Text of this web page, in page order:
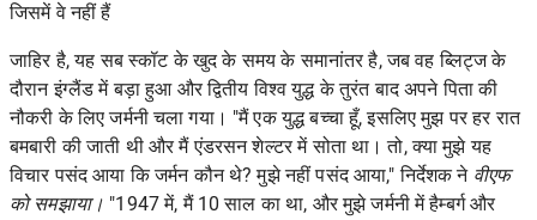
जिसमें वे नहीं हैं
जाहिर है, यह सब स्कॉट के खुद के समय के समानांतर है, जब वह ब्लिट्ज के
दौरान इंग्लैंड में बड़ा हुआ और द्वितीय विश्व युद्ध के तुरंत बाद अपने पिता की
नौकरी के लिए जर्मनी चला गया। "मैं एक युद्ध बच्चा हूँ, इसलिए मुझ पर हर रात
बमबारी की जाती थी और मैं एंडरसन शेल्टर में सोता था। तो, क्या मुझे यह
विचार पसंद आया कि जर्मन कौन थे? मुझे नहीं पसंद आया," निर्देशक ने वीएफ
को समझाया। "1947 में, मैं 10 साल का था, और मुझे जर्मनी में हैम्बर्ग और